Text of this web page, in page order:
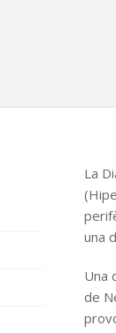
La
una
Una
de